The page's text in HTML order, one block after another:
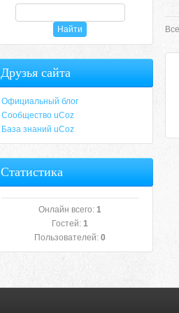
Etiam porttitor augue
Morbi metus nulla, commodo nec
Друзья сайта
Официальный блог
Сообщество uCoz
База знаний uCoz
Статистика
Онлайн всего: 1
Гостей: 1
Пользователей: 0